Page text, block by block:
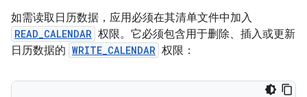
如需读取日历数据，应用必须在其清单文件中加入
READ_CALENDAR 权限。它必须包含用于删除、插入或更新
日历数据的 WRITE_CALENDAR 权限：